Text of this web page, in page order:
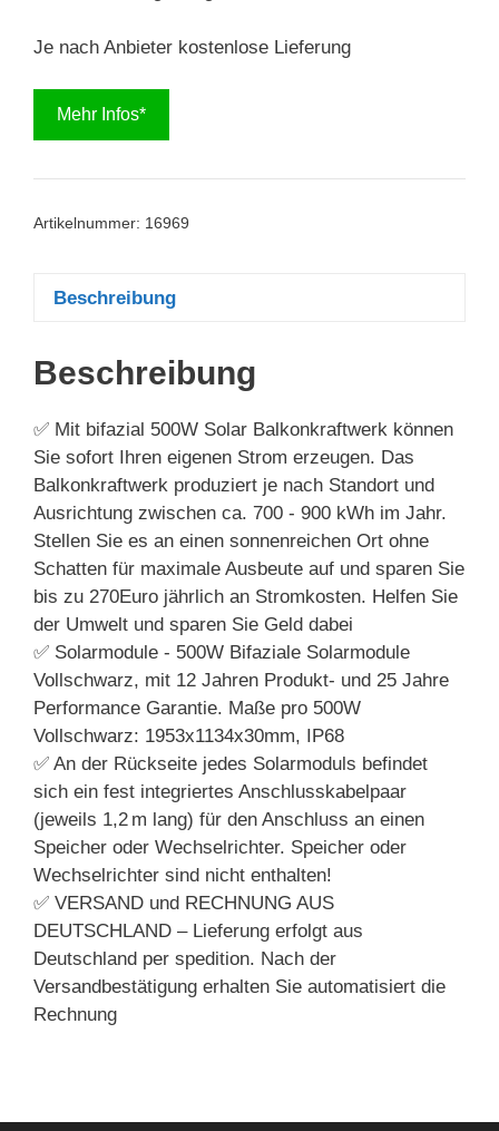
Je nach Anbieter kostenlose Lieferung
Mehr Infos*
Artikelnummer: 16969
Beschreibung
Beschreibung
✅ Mit bifazial 500W Solar Balkonkraftwerk können
Sie sofort Ihren eigenen Strom erzeugen. Das
Balkonkraftwerk produziert je nach Standort und
Ausrichtung zwischen ca. 700 - 900 kWh im Jahr.
Stellen Sie es an einen sonnenreichen Ort ohne
Schatten für maximale Ausbeute auf und sparen Sie
bis zu 270Euro jährlich an Stromkosten. Helfen Sie
der Umwelt und sparen Sie Geld dabei
✅ Solarmodule - 500W Bifaziale Solarmodule
Vollschwarz, mit 12 Jahren Produkt- und 25 Jahre
Performance Garantie. Maße pro 500W
Vollschwarz: 1953x1134x30mm, IP68
✅ An der Rückseite jedes Solarmoduls befindet
sich ein fest integriertes Anschlusskabelpaar
(jeweils 1,2 m lang) für den Anschluss an einen
Speicher oder Wechselrichter. Speicher oder
Wechselrichter sind nicht enthalten!
✅ VERSAND und RECHNUNG AUS
DEUTSCHLAND – Lieferung erfolgt aus
Deutschland per spedition. Nach der
Versandbestätigung erhalten Sie automatisiert die
Rechnung